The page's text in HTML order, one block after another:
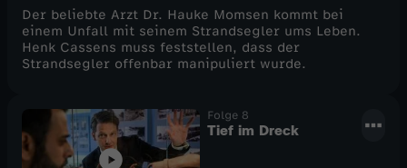
Der beliebte Arzt Dr. Hauke Momsen kommt bei
einem Unfall mit seinem Strandsegler ums Leben.
Henk Cassens muss feststellen, dass der
Strandsegler offenbar manipuliert wurde.
Folge 8
Tief im Dreck